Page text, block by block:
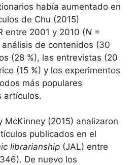
había aumentado en
de Chu (2015)
entre 2001 y 2010 (N =
análisis de contenidos (30
(28 %), las entrevistas (20
(15 %) y los experimentos
más populares
artículos.
McKinney (2015) analizaron
publicados en el
librarianship (JAL) entre
De nuevo los